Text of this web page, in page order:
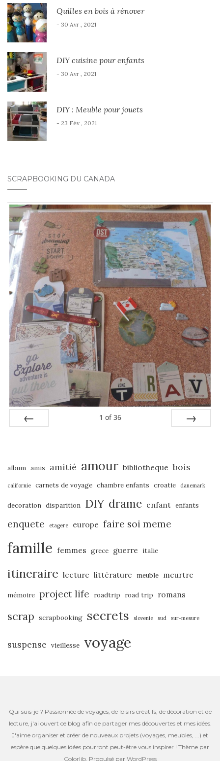
Quilles en bois à rénover
- 30 Avr , 2021
DIY cuisine pour enfants
- 30 Avr , 2021
DIY : Meuble pour jouets
- 23 Fév , 2021
SCRAPBOOKING DU CANADA
1 of 36
album amis amitié amour bibliotheque bois
californie carnets de voyage chambre enfants croatie danemark
decoration disparition DIY drame enfant enfants
enquete etagere europe faire soi meme
famille femmes grece guerre italie
itineraire lecture littérature meuble meurtre
mémoire project life roadtrip road trip romans
scrap scrapbooking secrets slovenie sud sur-mesure
suspense vieillesse voyage
Qui suis-je ? Passionnée de voyages, de loisirs créatifs, de décoration et de
lecture, j'ai ouvert ce blog afin de partager mes découvertes et mes idées.
J'aime organiser et créer de nouveaux projets (voyages, meubles, ...) et
espère que quelques idées pourront peut-être vous inspirer ! Thème par
Colorlib. Propulsé par WordPress